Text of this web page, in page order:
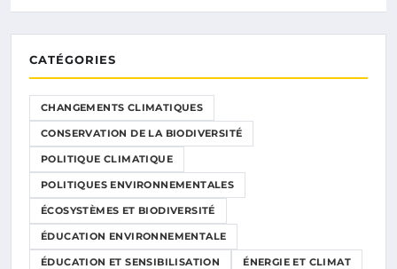
CATÉGORIES
CHANGEMENTS CLIMATIQUES
CONSERVATION DE LA BIODIVERSITÉ
POLITIQUE CLIMATIQUE
POLITIQUES ENVIRONNEMENTALES
ÉCOSYSTÈMES ET BIODIVERSITÉ
ÉDUCATION ENVIRONNEMENTALE
ÉDUCATION ET SENSIBILISATION ÉNERGIE ET CLIMAT